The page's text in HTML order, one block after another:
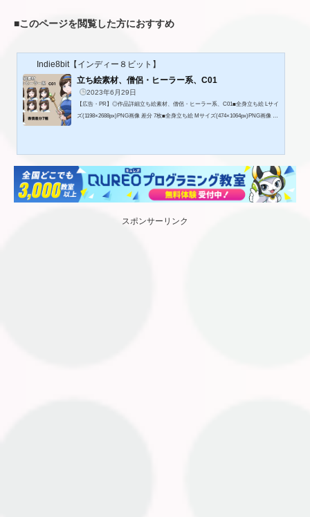
■このページを閲覧した方におすすめ
Indie8bit【インディー８ビット】
立ち絵素材、僧侶・ヒーラー系、C01
2023年6月29日
【広告・PR】◎作品詳細立ち絵素材、僧侶・ヒーラー系、C01■全身立ち絵 Lサイ
ズ(1198×2688px)PNG画像 差分 7枚■全身立ち絵 Mサイズ(474×1064px)PNG画像 差
梱■オリジナル素材なのでRPGツクール以外でも使用できます。■利用規約・素...
スポンサーリンク